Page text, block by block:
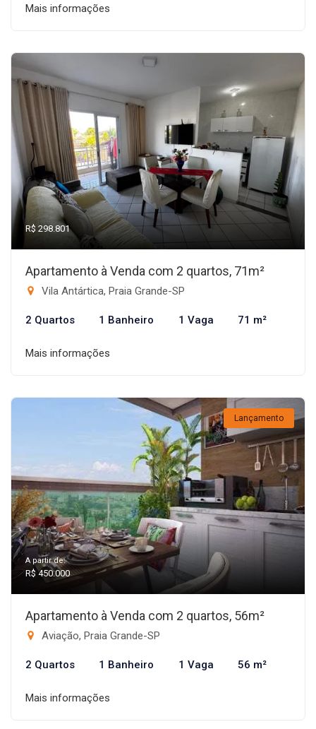
Mais informações
R$ 298.801
Apartamento à Venda com 2 quartos, 71m²
Vila Antártica, Praia Grande-SP
2 Quartos 1 Banheiro 1 Vaga 71 m²
Mais informações
Lançamento
A partir de:
R$ 450.000
Apartamento à Venda com 2 quartos, 56m²
Aviação, Praia Grande-SP
2 Quartos 1 Banheiro 1 Vaga 56 m²
Mais informações